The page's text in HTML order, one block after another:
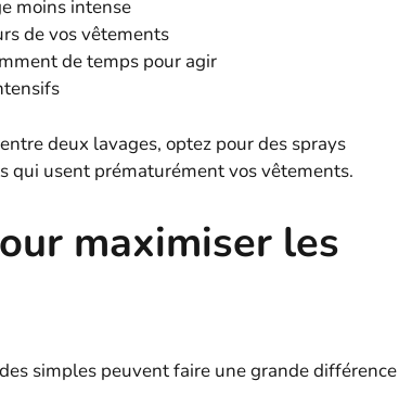
moins intense
de vos vêtements
de temps pour agir
deux lavages, optez pour des sprays
qui usent prématurément vos vêtements.
maximiser les
simples peuvent faire une grande différence